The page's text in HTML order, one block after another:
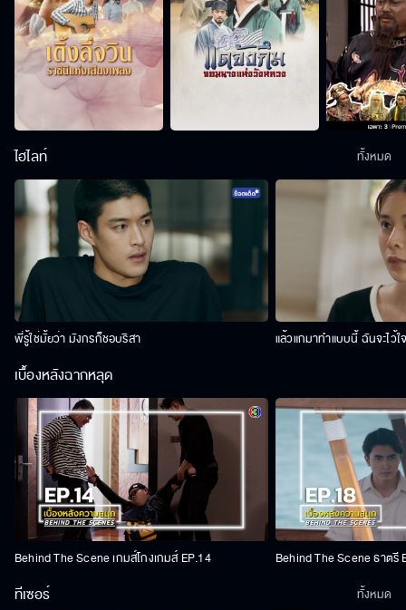
ไฮไลท์
พี่รู้ใช่มั้ยว่า มังกรก็ชอบริสา แล้วแกมาทำแบบนี้ ฉันจะไว้ใ
ทั้งหมด
เบื้องหลังฉากหลุด
Behind The Scene เกมส์โกงเกมส์ EP.14 Behind The Scene ธาตรี
ทีเซอร์ ทั้งหมด